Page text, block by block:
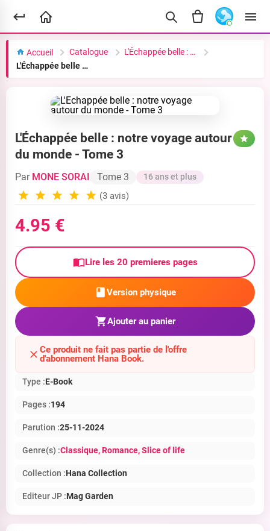
Accueil Catalogue
L'Échappée belle : notre voyage autour du monde
L'Échappée belle : notre voyage autour du monde - Tome 3
L'Échappée belle : notre voyage autour
du monde - Tome 3
Par MONE SORAI Tome 3 16 ans et plus
(3 avis)
4.95 €
Lire les 20 premieres pages
Version physique
Ajouter au panier
Ce produit ne fait pas partie de l'offre
d'abonnement Hana Book.
Type :E-Book
Pages :194
Parution :25-11-2024
Genre(s) :Classique, Romance, Slice of life
Collection :Hana Collection
Editeur JP :Mag Garden